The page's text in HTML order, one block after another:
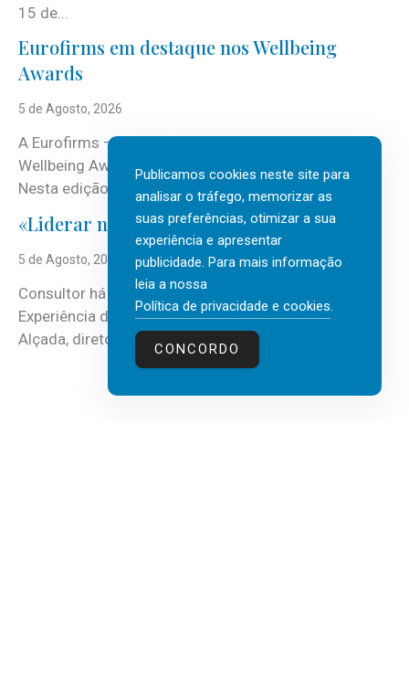
15 de...
Eurofirms em destaque nos Wellbeing
Awards
5 de Agosto, 2026
A Eurofirms – People first está de regresso aos
Wellbeing Awards, integrando o Top Wellbeing 2026.
Nesta edição, a multinacional...
«Liderar não é um talento místico.»
5 de Agosto, 2026
Consultor há mais de três décadas nas áreas de
Experiência do Cliente, Vendas e Liderança, Manuel
Alçada, diretor executivo da...
Publicamos cookies neste site para
analisar o tráfego, memorizar as
suas preferências, otimizar a sua
experiência e apresentar
publicidade. Para mais informação
leia a nossa
Política de privacidade e cookies.
CONCORDO